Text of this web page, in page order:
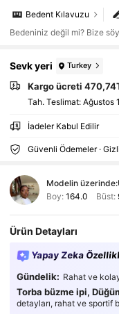
Bedent Kılavuzu
Bedeniniz değil mi? Bize
Sevk yeri Turkey
Kargo ücreti
Tah. Teslimat: Ağustos
İadeler Kabul Edilir
Güvenli Ödemeler ·
Modelin üzerinde:
Boy: 164.0 Büst:
Ürün Detayları
Yapay Zeka
Gündelik: Rahat ve
Torba büzme ipi,
detayları, rahat ve sportif